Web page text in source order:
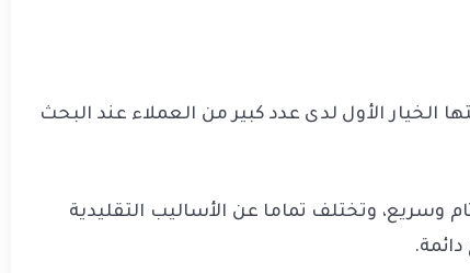
الخيار الأول لدى عدد كبير من العملاء عند البحث
وسريع، وتختلف تماما عن الأساليب التقليدية